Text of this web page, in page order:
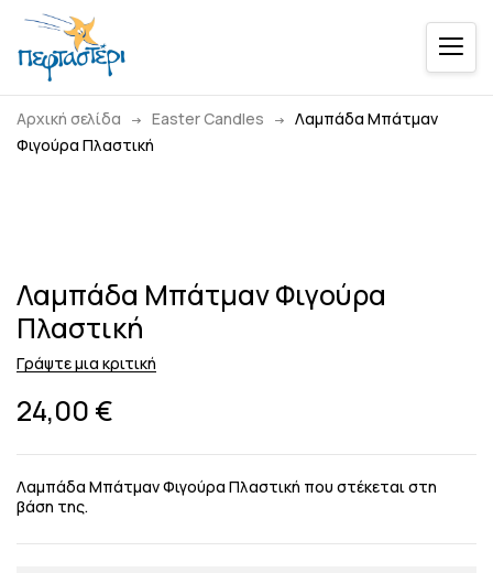
Αρχική σελίδα Easter Candles
Λαμπάδα Μπάτμαν
Φιγούρα Πλαστική
Λαμπάδα Μπάτμαν Φιγούρα
Πλαστική
Γράψτε μια κριτική
24,00 €
Λαμπάδα Μπάτμαν Φιγούρα Πλαστική που στέκεται στη
βάση της.